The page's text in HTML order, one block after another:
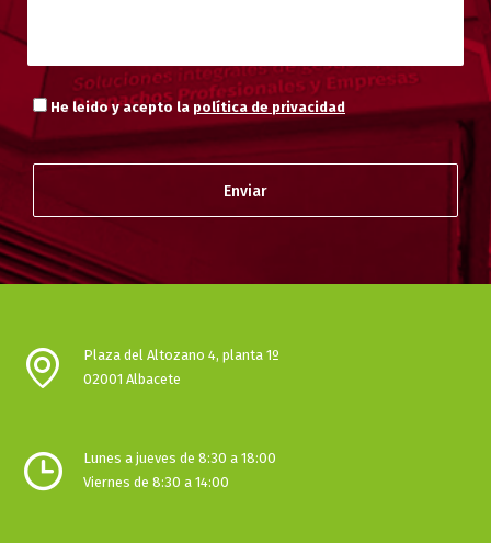
He leido y acepto la política de privacidad
Plaza del Altozano 4, planta 1º
02001 Albacete
Lunes a jueves de 8:30 a 18:00
Viernes de 8:30 a 14:00